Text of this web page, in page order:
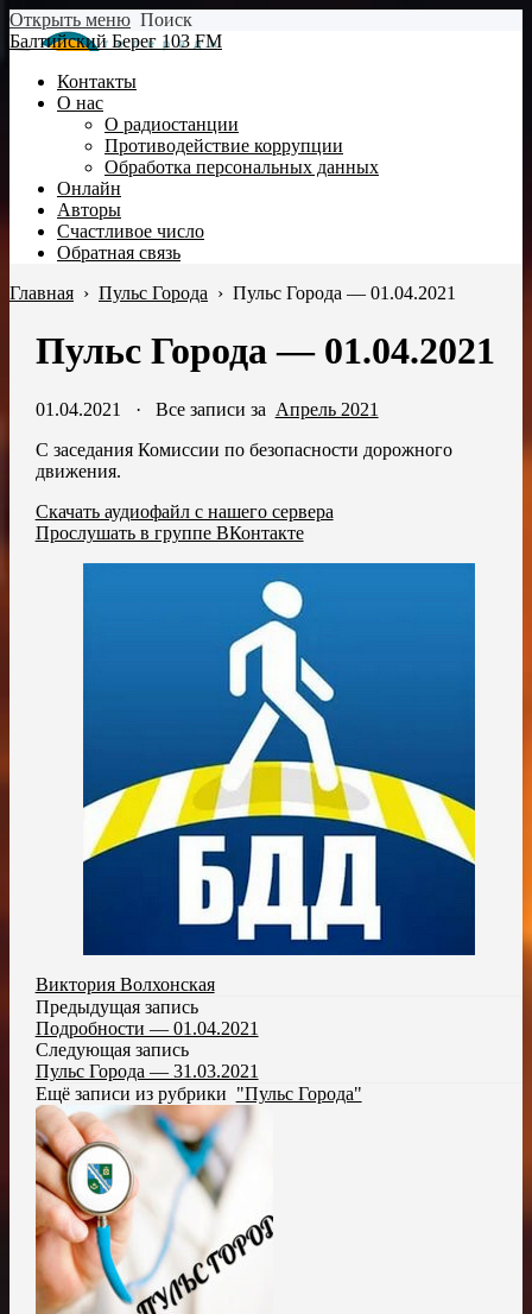
Открыть меню Поиск
Балтийский Берег 103 FM
Контакты
О нас
О радиостанции
Противодействие коррупции
Обработка персональных данных
Онлайн
Авторы
Счастливое число
Обратная связь
Главная › Пульс Города › Пульс Города — 01.04.2021
Пульс Города — 01.04.2021
01.04.2021 · Все записи за Апрель 2021
С заседания Комиссии по безопасности дорожного
движения.
Скачать аудиофайл с нашего сервера
Прослушать в группе ВКонтакте
Виктория Волхонская
Предыдущая запись
Подробности — 01.04.2021
Следующая запись
Пульс Города — 31.03.2021
Ещё записи из рубрики "Пульс Города"